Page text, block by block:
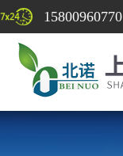
15800960770